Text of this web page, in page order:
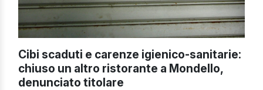
Cibi scaduti e carenze igienico-sanitarie:
chiuso un altro ristorante a Mondello,
denunciato titolare